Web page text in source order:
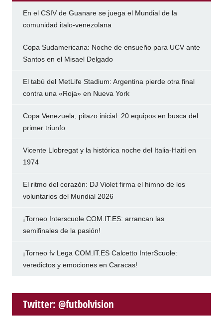
En el CSIV de Guanare se juega el Mundial de la
comunidad italo-venezolana
Copa Sudamericana: Noche de ensueño para UCV ante
Santos en el Misael Delgado
El tabú del MetLife Stadium: Argentina pierde otra final
contra una «Roja» en Nueva York
Copa Venezuela, pitazo inicial: 20 equipos en busca del
primer triunfo
Vicente Llobregat y la histórica noche del Italia-Haití en
1974
El ritmo del corazón: DJ Violet firma el himno de los
voluntarios del Mundial 2026
¡Torneo Interscuole COM.IT.ES: arrancan las
semifinales de la pasión!
¡Torneo fv Lega COM.IT.ES Calcetto InterScuole:
veredictos y emociones en Caracas!
Twitter: @futbolvision